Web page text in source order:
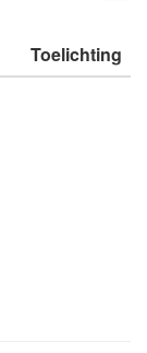
Toelichting